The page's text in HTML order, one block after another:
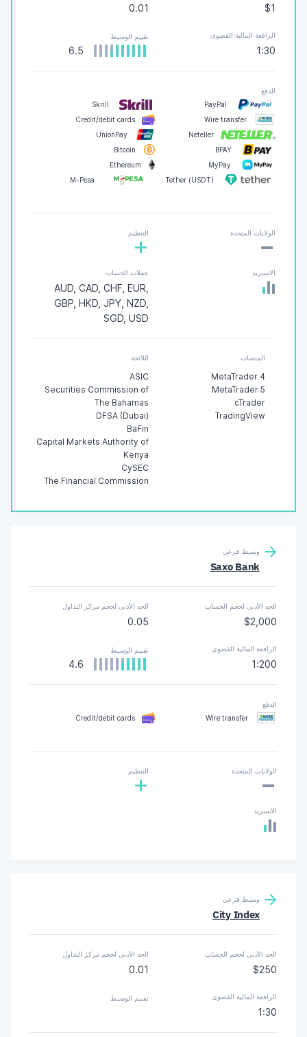
$1
0.01
الرافعة المالية القصوى
1:30
تقييم الوسيط
6.5
الدفع
PayPal
Skrill
Wire transfer
Credit/debit cards
Neteller
UnionPay
BPAY
Bitcoin
MyPay
Ethereum
Tether (USDT)
M-Pesa
الولايات المتحدة
- التنظيم
+
الاسبريد عملات الحساب
AUD, CAD, CHF, EUR,
GBP, HKD, JPY, NZD,
SGD, USD
المنصات
MetaTrader 4
MetaTrader 5
cTrader
TradingView
اللائحة
ASIC
Securities Commission of
The Bahamas
DFSA (Dubai)
BaFin
Capital Markets Authority of
Kenya
CySEC
The Financial Commission
وسيط فرعي
Saxo Bank
الحد الأدنى لحجم الحساب
$2,000
الحد الأدنى لحجم مركز التداول
0.05
الرافعة المالية القصوى
1:200
تقييم الوسيط
4.6
الدفع
Wire transfer
Credit/debit cards
الولايات المتحدة
- التنظيم
+
الاسبريد
وسيط فرعي
City Index
الحد الأدنى لحجم الحساب
$250
الحد الأدنى لحجم مركز التداول
0.01
الرافعة المالية القصوى
1:30
تقييم الوسيط